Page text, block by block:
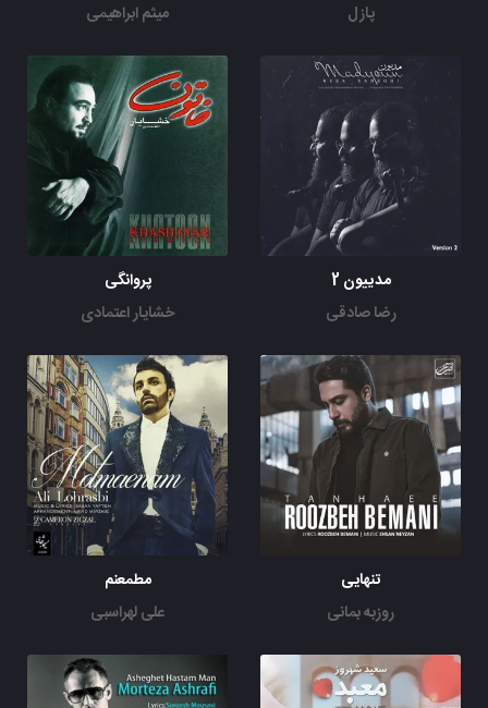
پازل
میثم ابراهیمی
مدییون 2
رضا صادقی
پروانگی
خشایار اعتمادی
تنهایی
روزبه بمانی
مطمعنم
علی لهراسبی